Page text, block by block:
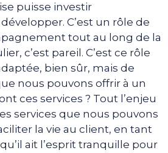
puisse investir
C’est un rôle de
tout au long de la
c’est pareil. C’est ce rôle
bien sûr, mais de
nous pouvons offrir à un
ces services ? Tout l’enjeu
services que nous pouvons
la vie au client, en tant
ait l’esprit tranquille pour